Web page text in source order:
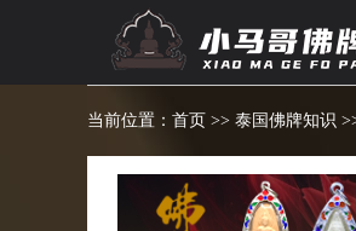
当前位置： 首页 >> 泰国佛牌知识